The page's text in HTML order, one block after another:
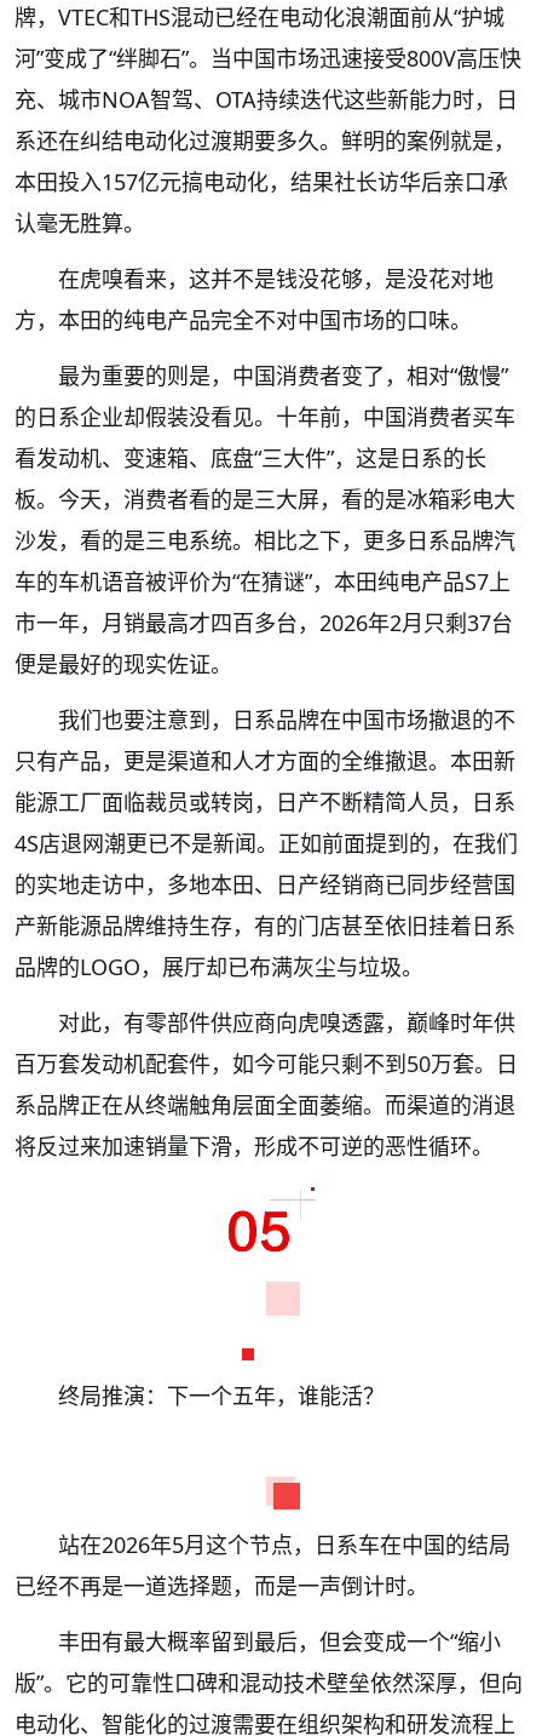
牌，VTEC和THS混动已经在电动化浪潮面前从“护城
河”变成了“绊脚石”。当中国市场迅速接受800V高压快
充、城市NOA智驾、OTA持续迭代这些新能力时，日
系还在纠结电动化过渡期要多久。鲜明的案例就是，
本田投入157亿元搞电动化，结果社长访华后亲口承
认毫无胜算。
在虎嗅看来，这并不是钱没花够，是没花对地
方，本田的纯电产品完全不对中国市场的口味。
最为重要的则是，中国消费者变了，相对“傲慢”
的日系企业却假装没看见。十年前，中国消费者买车
看发动机、变速箱、底盘“三大件”，这是日系的长
板。今天，消费者看的是三大屏，看的是冰箱彩电大
沙发，看的是三电系统。相比之下，更多日系品牌汽
车的车机语音被评价为“在猜谜”，本田纯电产品S7上
市一年，月销最高才四百多台，2026年2月只剩37台
便是最好的现实佐证。
我们也要注意到，日系品牌在中国市场撤退的不
只有产品，更是渠道和人才方面的全维撤退。本田新
能源工厂面临裁员或转岗，日产不断精简人员，日系
4S店退网潮更已不是新闻。正如前面提到的，在我们
的实地走访中，多地本田、日产经销商已同步经营国
产新能源品牌维持生存，有的门店甚至依旧挂着日系
品牌的LOGO，展厅却已布满灰尘与垃圾。
对此，有零部件供应商向虎嗅透露，巅峰时年供
百万套发动机配套件，如今可能只剩不到50万套。日
系品牌正在从终端触角层面全面萎缩。而渠道的消退
将反过来加速销量下滑，形成不可逆的恶性循环。
终局推演：下一个五年，谁能活？
站在2026年5月这个节点，日系车在中国的结局
已经不再是一道选择题，而是一声倒计时。
丰田有最大概率留到最后，但会变成一个“缩小
版”。它的可靠性口碑和混动技术壁垒依然深厚，但向
电动化、智能化的过渡需要在组织架构和研发流程上